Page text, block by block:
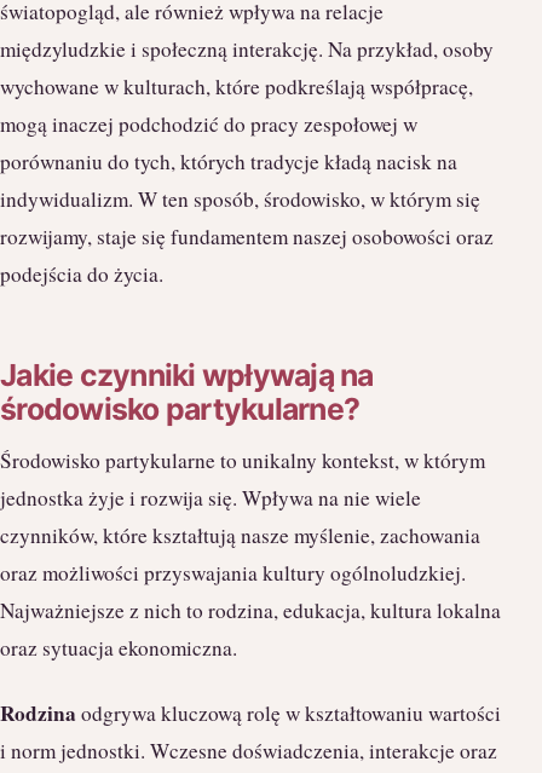
światopogląd, ale również wpływa na relacje
międzyludzkie i społeczną interakcję. Na przykład, osoby
wychowane w kulturach, które podkreślają współpracę,
mogą inaczej podchodzić do pracy zespołowej w
porównaniu do tych, których tradycje kładą nacisk na
indywidualizm. W ten sposób, środowisko, w którym się
rozwijamy, staje się fundamentem naszej osobowości oraz
podejścia do życia.
Jakie czynniki wpływają na
środowisko partykularne?
Środowisko partykularne to unikalny kontekst, w którym
jednostka żyje i rozwija się. Wpływa na nie wiele
czynników, które kształtują nasze myślenie, zachowania
oraz możliwości przyswajania kultury ogólnoludzkiej.
Najważniejsze z nich to rodzina, edukacja, kultura lokalna
oraz sytuacja ekonomiczna.
Rodzina odgrywa kluczową rolę w kształtowaniu wartości
i norm jednostki. Wczesne doświadczenia, interakcje oraz